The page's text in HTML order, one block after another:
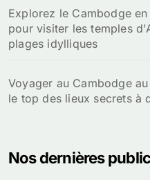
Explorez le Cambodge
pour visiter les temples
plages idylliques
Voyager au Cambodge
le top des lieux secrets à
Nos dernières